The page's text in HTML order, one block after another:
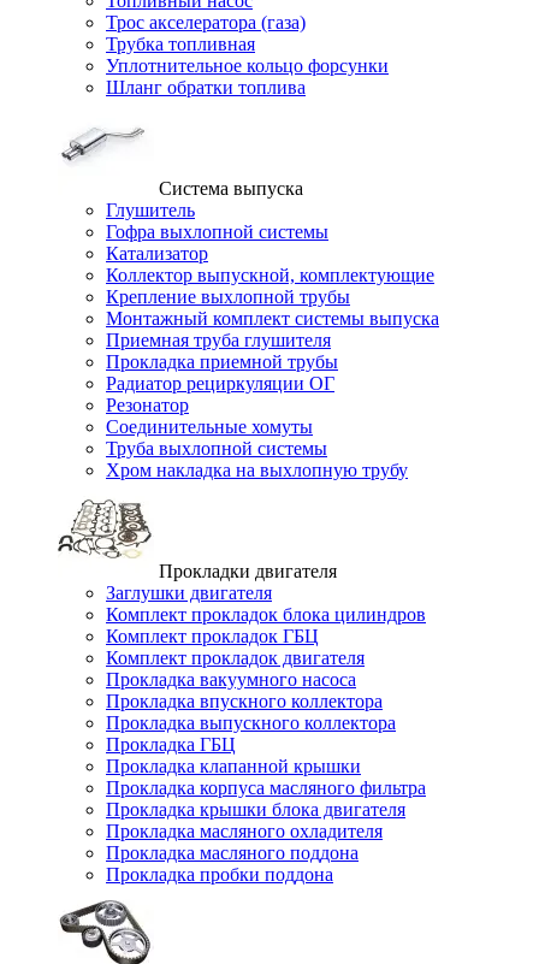
Трос акселератора (газа)
Трубка топливная
Уплотнительное кольцо форсунки
Шланг обратки топлива
Система выпуска
Глушитель
Гофра выхлопной системы
Катализатор
Коллектор выпускной, комплектующие
Крепление выхлопной трубы
Монтажный комплект системы выпуска
Приемная труба глушителя
Прокладка приемной трубы
Радиатор рециркуляции ОГ
Резонатор
Соединительные хомуты
Труба выхлопной системы
Хром накладка на выхлопную трубу
Прокладки двигателя
Заглушки двигателя
Комплект прокладок блока цилиндров
Комплект прокладок ГБЦ
Комплект прокладок двигателя
Прокладка вакуумного насоса
Прокладка впускного коллектора
Прокладка выпускного коллектора
Прокладка ГБЦ
Прокладка клапанной крышки
Прокладка корпуса масляного фильтра
Прокладка крышки блока двигателя
Прокладка масляного охладителя
Прокладка масляного поддона
Прокладка пробки поддона